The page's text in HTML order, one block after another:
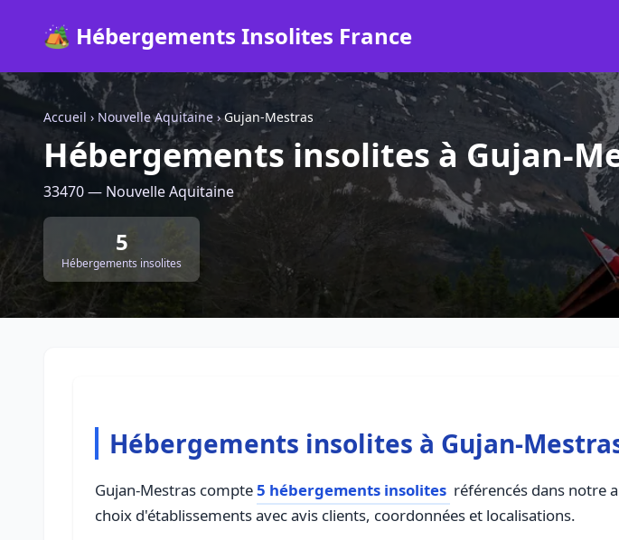
🏕️ Hébergements Insolites France
Accueil › Nouvelle Aquitaine ›Gujan-Mestras
Hébergements insolites à Gujan-
33470 — Nouvelle Aquitaine
5
Hébergements insolites
Hébergements insolites à Gujan-
Gujan-Mestras compte5 hébergements insolites référencés dans notre
choix d'établissements avec avis clients, coordonnées et localisations.